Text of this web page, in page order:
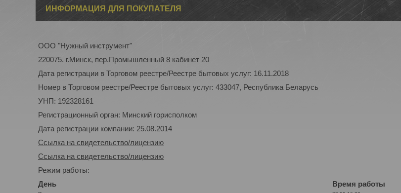
ИНФОРМАЦИЯ ДЛЯ ПОКУПАТЕЛЯ
ООО "Нужный инструмент"
220075. г.Минск, пер.Промышленный 8 кабинет 20
Дата регистрации в Торговом реестре/Реестре бытовых услуг: 16.11.2018
Номер в Торговом реестре/Реестре бытовых услуг: 433047, Республика Беларусь
УНП: 192328161
Регистрационный орган: Минский горисполком
Дата регистрации компании: 25.08.2014
Ссылка на свидетельство/лицензию
Ссылка на свидетельство/лицензию
Режим работы:
День
Время работы